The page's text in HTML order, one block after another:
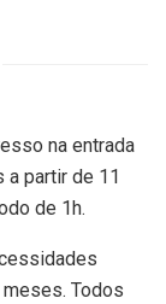
na entrada
a partir de 11
de 1h.
Todos